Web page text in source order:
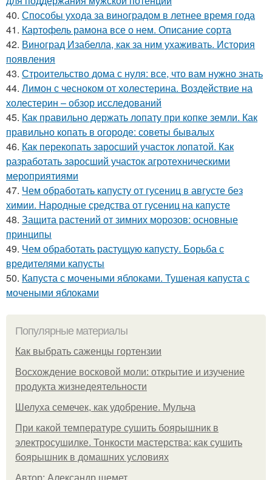
40. Способы ухода за виноградом в летнее время года
41. Картофель рамона все о нем. Описание сорта
42. Виноград Изабелла, как за ним ухаживать. История
появления
43. Строительство дома с нуля: все, что вам нужно знать
44. Лимон с чесноком от холестерина. Воздействие на
холестерин – обзор исследований
45. Как правильно держать лопату при копке земли. Как
правильно копать в огороде: советы бывалых
46. Как перекопать заросший участок лопатой. Как
разработать заросший участок агротехническими
мероприятиями
47. Чем обработать капусту от гусениц в августе без
химии. Народные средства от гусениц на капусте
48. Защита растений от зимних морозов: основные
принципы
49. Чем обработать растущую капусту. Борьба с
вредителями капусты
50. Капуста с мочеными яблоками. Тушеная капуста с
мочеными яблоками
Популярные материалы
Как выбрать саженцы гортензии
Восхождение восковой моли: открытие и изучение
продукта жизнедеятельности
Шелуха семечек, как удобрение. Мульча
При какой температуре сушить боярышник в
электросушилке. Тонкости мастерства: как сушить
боярышник в домашних условиях
Автор: Александр шемет.